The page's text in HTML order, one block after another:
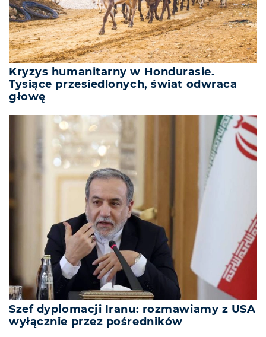
Kryzys humanitarny w Hondurasie.
Tysiące przesiedlonych, świat odwraca
głowę
Szef dyplomacji Iranu: rozmawiamy z USA
wyłącznie przez pośredników